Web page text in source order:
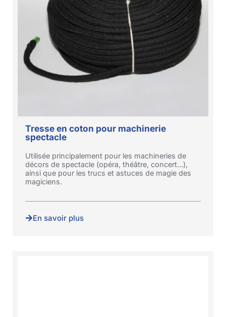
Tresse en coton pour machinerie
spectacle
Utilisée principalement pour les machineries de
décors de spectacle (opéra, théâtre, concert…),
ainsi que pour les trucs et astuces de magie des
magiciens.
En savoir plus